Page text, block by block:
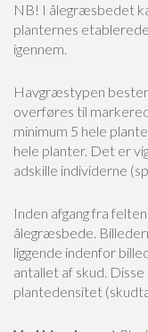
NB! I ålegræsbedet
planternes
igennem.
Havgræstypen
overføres til
minimum 5 hele
hele planter. Det er
adskille individerne
Inden afgang fra
ålegræsbede.
liggende indenfor
antallet af skud.
plantedensitet